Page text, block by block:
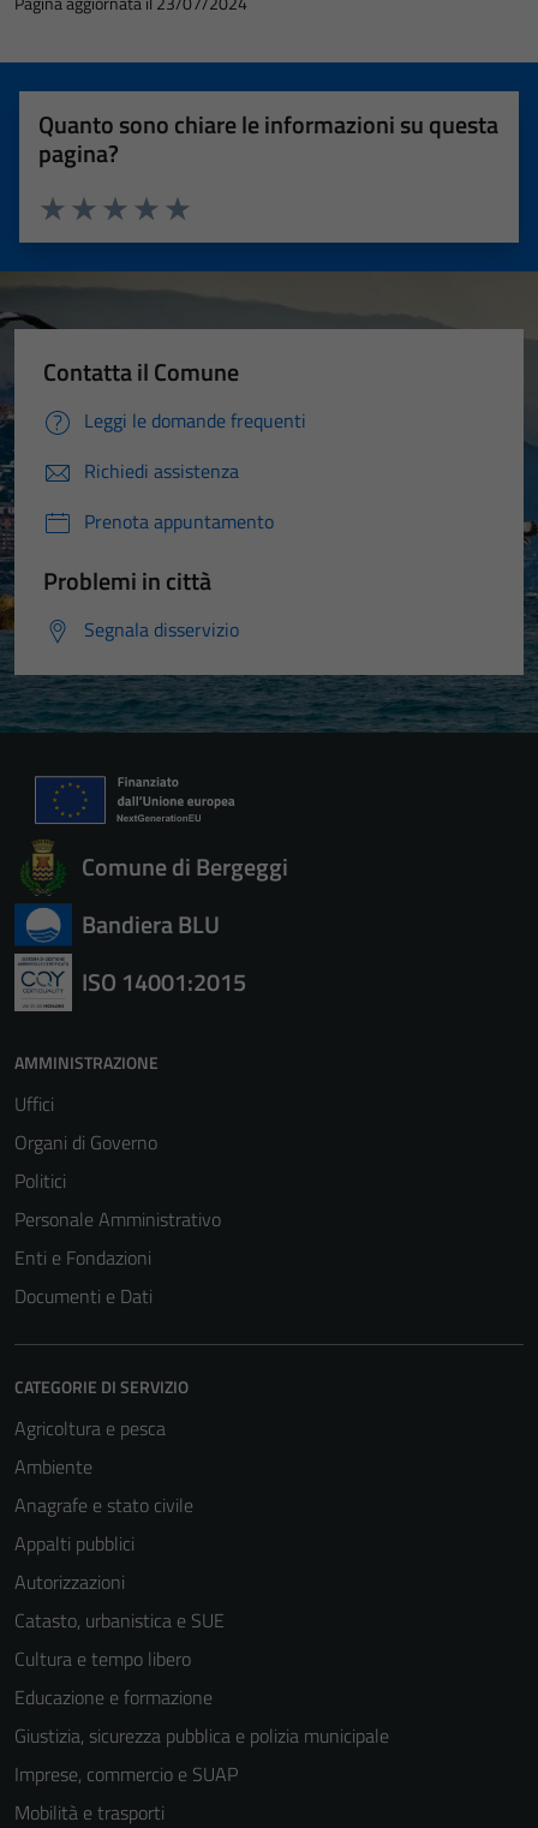
Quanto sono chiare le informazioni su questa
pagina?
Valuta 5 stelle su 5
Valuta 4 stelle su 5
Valuta 3 stelle su 5
Valuta 2 stelle su 5
Valuta 1 stelle su 5
Contatta il Comune
Leggi le domande frequenti
Richiedi assistenza
Prenota appuntamento
Problemi in città
Segnala disservizio
Comune di Bergeggi
Bandiera BLU
ISO 14001:2015
AMMINISTRAZIONE
Uffici
Organi di Governo
Politici
Personale Amministrativo
Enti e Fondazioni
Documenti e Dati
CATEGORIE DI SERVIZIO
Agricoltura e pesca
Ambiente
Anagrafe e stato civile
Appalti pubblici
Autorizzazioni
Catasto, urbanistica e SUE
Cultura e tempo libero
Educazione e formazione
Giustizia, sicurezza pubblica e polizia municipale
Imprese, commercio e SUAP
Mobilità e trasporti
informazioni
personali.